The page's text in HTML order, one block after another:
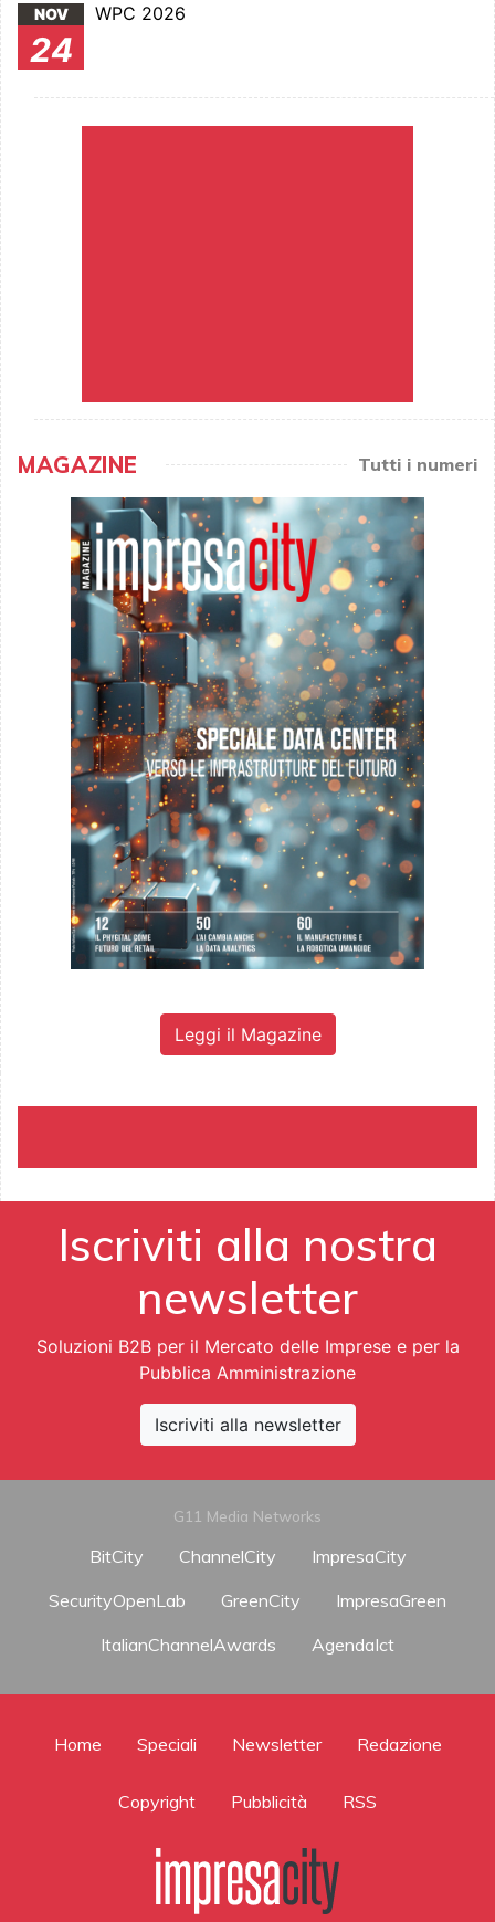
NOV
24
WPC 2026
MAGAZINE Tutti i numeri
Leggi il Magazine
Iscriviti alla nostra
newsletter
Soluzioni B2B per il Mercato delle Imprese e per la
Pubblica Amministrazione
Iscriviti alla newsletter
G11 Media Networks
BitCity ChannelCity
ImpresaCity
SecurityOpenLab
GreenCity
ImpresaGreen
ItalianChannelAwards
AgendaIct
Home Speciali Newsletter Redazione
Copyright Pubblicità RSS